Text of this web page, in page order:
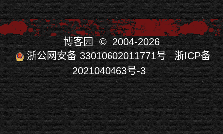
博客园 © 2004-2026
浙公网安备 33010602011771号
浙ICP备
2021040463号-3